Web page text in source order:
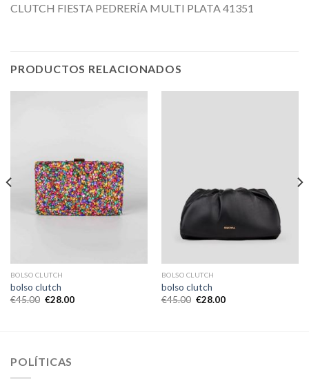
CLUTCH FIESTA PEDRERÍA MULTI PLATA 41351
PRODUCTOS RELACIONADOS
BOLSO CLUTCH
bolso clutch
€45.00 €28.00
BOLSO CLUTCH
bolso clutch
€45.00 €28.00
POLÍTICAS